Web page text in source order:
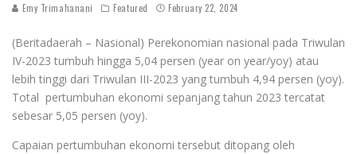
Emy Trimahanani Featured February 22, 2024
(Beritadaerah – Nasional) Perekonomian nasional pada Triwulan
IV-2023 tumbuh hingga 5,04 persen (year on year/yoy) atau
lebih tinggi dari Triwulan III-2023 yang tumbuh 4,94 persen (yoy).
Total pertumbuhan ekonomi sepanjang tahun 2023 tercatat
sebesar 5,05 persen (yoy).
Capaian pertumbuhan ekonomi tersebut ditopang oleh